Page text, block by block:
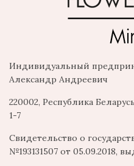
Индивидуальный
Александр Андреевич
220002, Республика
1-7
Свидетельство о
№193131507 от 05.09.2018,